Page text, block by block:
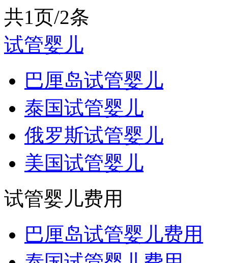
共1页/2条
试管婴儿
巴厘岛试管婴儿
泰国试管婴儿
俄罗斯试管婴儿
美国试管婴儿
试管婴儿费用
巴厘岛试管婴儿费用